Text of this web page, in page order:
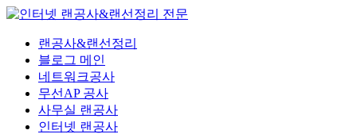
콘
랜공사&랜선정리
블로그 메인
네트워크공사
무선AP 공사
사무실 랜공사
인터넷 랜공사